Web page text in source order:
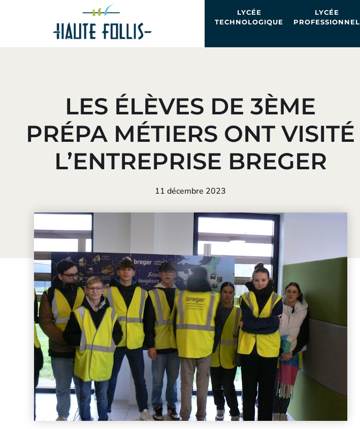
LYCÉE
TECHNOLOGIQUE
LYCÉE
PROFESSIONNEL
LES ÉLÈVES DE 3ÈME
PRÉPA MÉTIERS ONT VISITÉ
L’ENTREPRISE BREGER
11 décembre 2023